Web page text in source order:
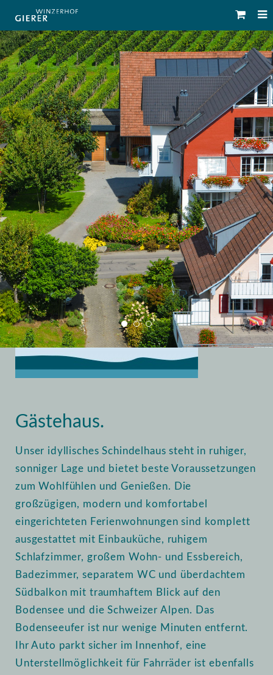
Gästehaus.
Unser idyllisches Schindelhaus steht in ruhiger,
sonniger Lage und bietet beste Voraussetzungen
zum Wohlfühlen und Genießen. Die
großzügigen, modern und komfortabel
eingerichteten Ferienwohnungen sind komplett
ausgestattet mit Einbauküche, ruhigem
Schlafzimmer, großem Wohn- und Essbereich,
Badezimmer, separatem WC und überdachtem
Südbalkon mit traumhaftem Blick auf den
Bodensee und die Schweizer Alpen. Das
Bodenseeufer ist nur wenige Minuten entfernt.
Ihr Auto parkt sicher im Innenhof, eine
Unterstellmöglichkeit für Fahrräder ist ebenfalls